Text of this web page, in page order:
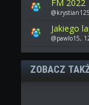
FM 2022
Jakiego
@pawlo15,
ZOBACZ